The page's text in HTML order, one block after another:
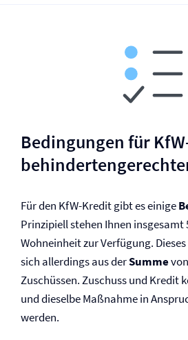
Bedingungen für
Für den KfW-Kredit gibt es einige
Prinzipiell stehen Ihnen insgesamt
Wohneinheit zur Verfügung.
sich allerdings aus derSumme
Zuschüssen. Zuschuss und Kredit
und dieselbe Maßnahme in
werden.